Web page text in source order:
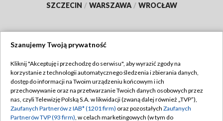
SZCZECIN / WARSZAWA / WROCŁAW
TVP
Abonament TVP
Emisja w TVP
Regulamin TVP
Polityka prywatności
Szanujemy Twoją prywatność
Kliknij "Akceptuję i przechodzę do serwisu", aby wyrazić zgody na
korzystanie z technologii automatycznego śledzenia i zbierania danych,
dostęp do informacji na Twoim urządzeniu końcowym i ich
przechowywanie oraz na przetwarzanie Twoich danych osobowych przez
nas, czyli Telewizję Polską S.A. w likwidacji (zwaną dalej również „TVP”),
Zaufanych Partnerów z IAB* (1201 firm) oraz pozostałych Zaufanych
Partnerów TVP (93 firm), w celach marketingowych (w tym do